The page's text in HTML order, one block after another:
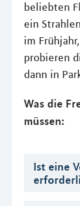
beliebten
ein
im
probieren
dann in
Was die
müssen:
Ist eine